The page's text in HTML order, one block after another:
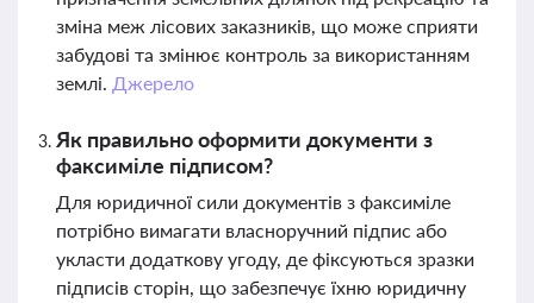
зміна меж лісових заказників, що може сприяти
забудові та змінює контроль за використанням
землі. Джерело
Як правильно оформити документи з
факсиміле підписом?
Для юридичної сили документів з факсиміле
потрібно вимагати власноручний підпис або
укласти додаткову угоду, де фіксуються зразки
підписів сторін, що забезпечує їхню юридичну